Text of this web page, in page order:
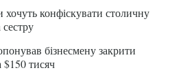
хочуть конфіскувати столичну
бізнесмену закрити
$150 тисяч